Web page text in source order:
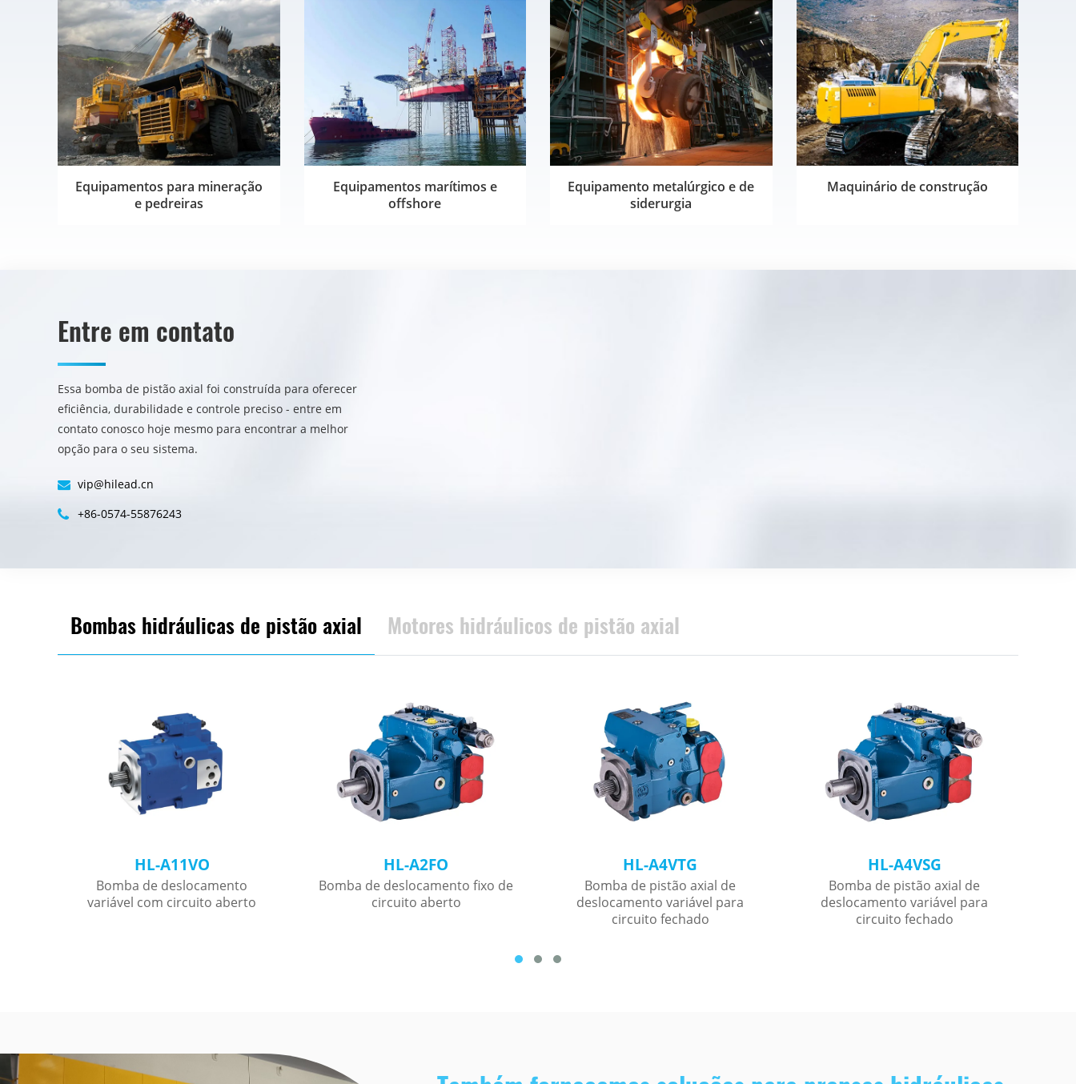
Equipamentos para mineração
e pedreiras
Equipamentos marítimos e
offshore
Equipamento metalúrgico e de
siderurgia
Maquinário de construção
Entre em contato
Essa bomba de pistão axial foi construída para oferecer
eficiência, durabilidade e controle preciso - entre em
contato conosco hoje mesmo para encontrar a melhor
opção para o seu sistema.
vip@hilead.cn
+86-0574-55876243
Bombas hidráulicas de pistão axial Motores hidráulicos de pistão axial
HL-A11VO
Bomba de deslocamento
variável com circuito aberto
HL-A2FO
Bomba de deslocamento fixo de
circuito aberto
HL-A4VTG
Bomba de pistão axial de
deslocamento variável para
circuito fechado
HL-A4VSG
Bomba de pistão axial de
deslocamento variável para
circuito fechado